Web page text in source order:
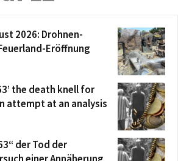
2026: Drohnen-
Eröffnung
the death knell for
attempt at an analysis
der Tod der